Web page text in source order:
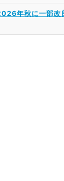
年秋に一部改